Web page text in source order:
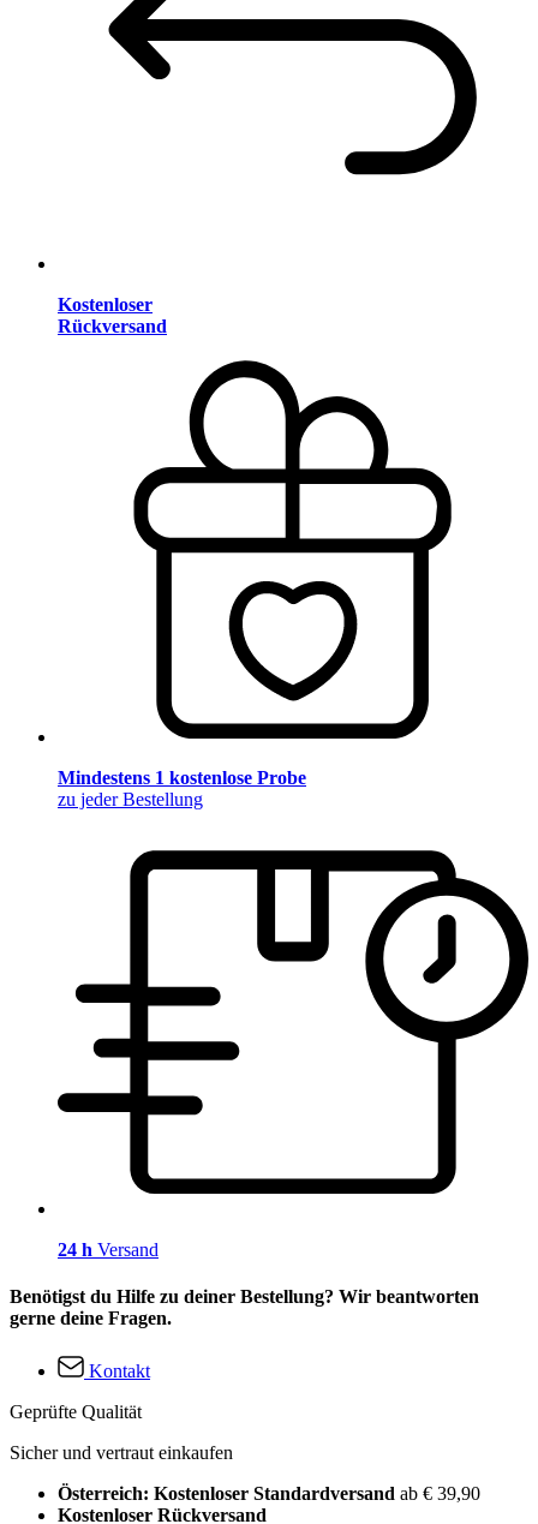
Kostenloser
Rückversand
Mindestens 1 kostenlose Probe
zu jeder Bestellung
24 h Versand
Benötigst du Hilfe zu deiner Bestellung? Wir beantworten
gerne deine Fragen.
Kontakt
Geprüfte Qualität
Sicher und vertraut einkaufen
Österreich: Kostenloser Standardversand ab € 39,90
Kostenloser Rückversand